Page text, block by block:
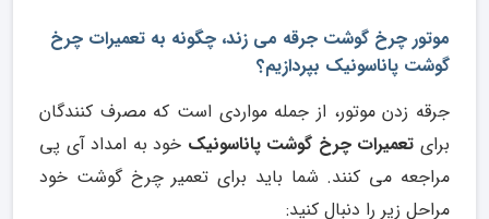
موتور چرخ گوشت جرقه می زند، چگونه به تعمیرات چرخ
گوشت پاناسونیک بپردازیم؟
جرقه زدن موتور، از جمله مواردی است که مصرف کنندگان
برای تعمیرات چرخ گوشت پاناسونیک خود به امداد آی پی
مراجعه می کنند. شما باید برای تعمیر چرخ گوشت خود
مراحل زیر را دنبال کنید: